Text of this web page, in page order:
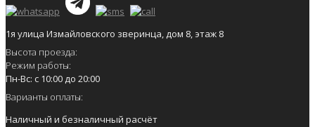
1я улица Измайловского зверинца, дом 8, этаж 8
Высота проезда:
Режим работы:
Пн-Вс: с 10:00 до 20:00
Варианты оплаты:
Наличный и безналичный расчёт